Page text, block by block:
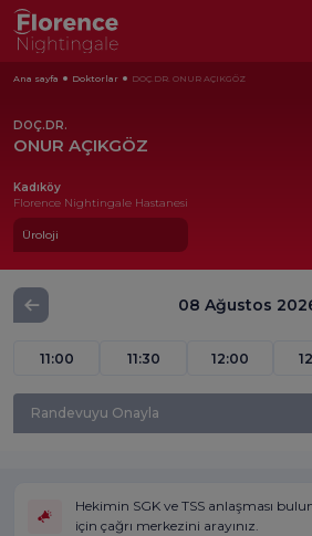
Ana sayfa Doktorlar DOÇ.DR. ONUR AÇIKGÖZ
DOÇ.DR.
ONUR AÇIKGÖZ
Kadıköy
Florence Nightingale Hastanesi
Üroloji
08 Ağustos
11:00 11:30 12:00
Randevuyu Onayla
Hekimin SGK ve TSS anlaşması
için çağrı merkezini arayınız.